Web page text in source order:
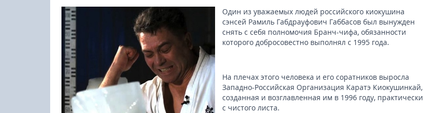
Один из уважаемых людей российского киокушина
сэнсей Рамиль Габдрауфович Габбасов был вынужден
снять с себя полномочия Бранч-чифа, обязанности
которого добросовестно выполнял с 1995 года.
На плечах этого человека и его соратников выросла
Западно-Российская Организация Каратэ Киокушинкай,
созданная и возглавленная им в 1996 году, практически
с чистого листа.